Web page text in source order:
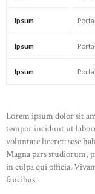
Ipsum
Ipsum
Ipsum
Lorem ipsum dolor sit
tempor incidunt ut
voluntate liceret: sese
Magna pars studiorum,
in culpa qui officia.
faucibus.